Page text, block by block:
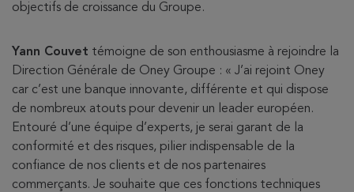
objectifs de croissance du Groupe.
Yann Couvet témoigne de son enthousiasme à rejoindre la
Direction Générale de Oney Groupe : « J’ai rejoint Oney
car c’est une banque innovante, différente et qui dispose
de nombreux atouts pour devenir un leader européen.
Entouré d’une équipe d’experts, je serai garant de la
conformité et des risques, pilier indispensable de la
confiance de nos clients et de nos partenaires
commerçants. Je souhaite que ces fonctions techniques